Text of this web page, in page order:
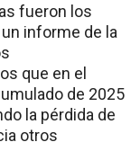
fueron los
informe de la
que en el
de 2025
la pérdida de
otros